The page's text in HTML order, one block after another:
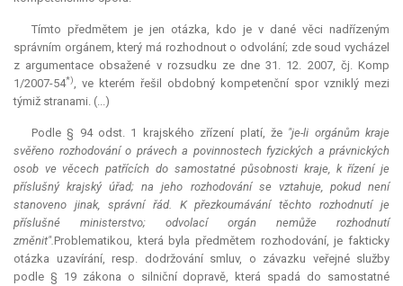
Tímto předmětem je jen otázka, kdo je v dané věci nadřízeným
správním orgánem, který má rozhodnout o odvolání; zde soud vycházel
z argumentace obsažené v rozsudku ze dne 31. 12. 2007, čj. Komp
1/2007-54*), ve kterém řešil obdobný kompetenční spor vzniklý mezi
týmiž stranami. (...)
Podle § 94 odst. 1 krajského zřízení platí, že "je-li orgánům kraje
svěřeno rozhodování o právech a povinnostech fyzických a právnických
osob ve věcech patřících do samostatné působnosti kraje, k řízení je
příslušný krajský úřad; na jeho rozhodování se vztahuje, pokud není
stanoveno jinak, správní řád. K přezkoumávání těchto rozhodnutí je
příslušné ministerstvo; odvolací orgán nemůže rozhodnutí
změnit".Problematikou, která byla předmětem rozhodování, je fakticky
otázka uzavírání, resp. dodržování smluv, o závazku veřejné služby
podle § 19 zákona o silniční dopravě, která spadá do samostatné